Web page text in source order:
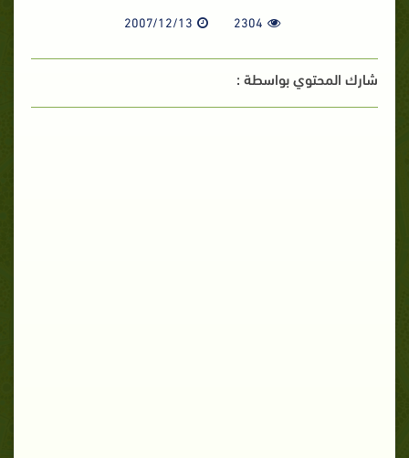
2304
2007/12/13
شارك المحتوي بواسطة :